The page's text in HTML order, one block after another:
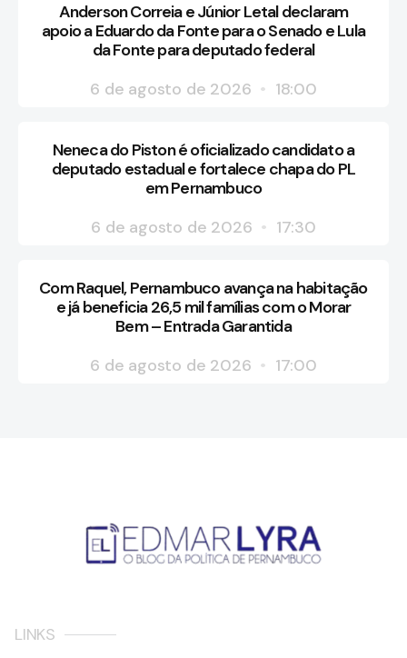
Anderson Correia e Júnior Letal declaram
apoio a Eduardo da Fonte para o Senado e Lula
da Fonte para deputado federal
6 de agosto de 2026
18:00
Neneca do Piston é oficializado candidato a
deputado estadual e fortalece chapa do PL
em Pernambuco
6 de agosto de 2026
17:30
Com Raquel, Pernambuco avança na habitação
e já beneficia 26,5 mil famílias com o Morar
Bem – Entrada Garantida
6 de agosto de 2026
17:00
LINKS